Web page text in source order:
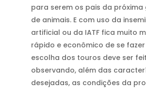
para serem os pais da
de animais. E com uso da
artificial ou da IATF fica muito
rápido e econômico de se fazer
escolha dos touros deve ser
observando, além das
desejadas, as condições da